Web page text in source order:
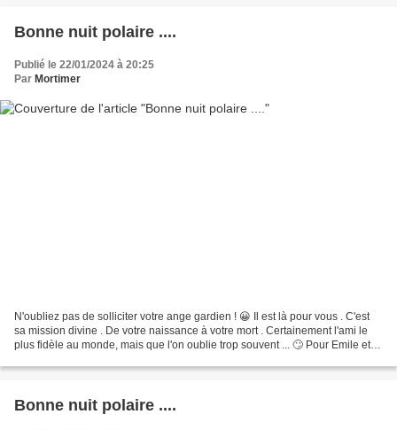
Bonne nuit polaire ....
Publié le 22/01/2024 à 20:25
Par Mortimer
N'oubliez pas de solliciter votre ange gardien ! 😀 Il est là pour vous . C'est
sa mission divine . De votre naissance à votre mort . Certainement l'ami le
plus fidèle au monde, mais que l'on oublie trop souvent ... 🙄 Pour Emile et
Bonne nuit polaire ....